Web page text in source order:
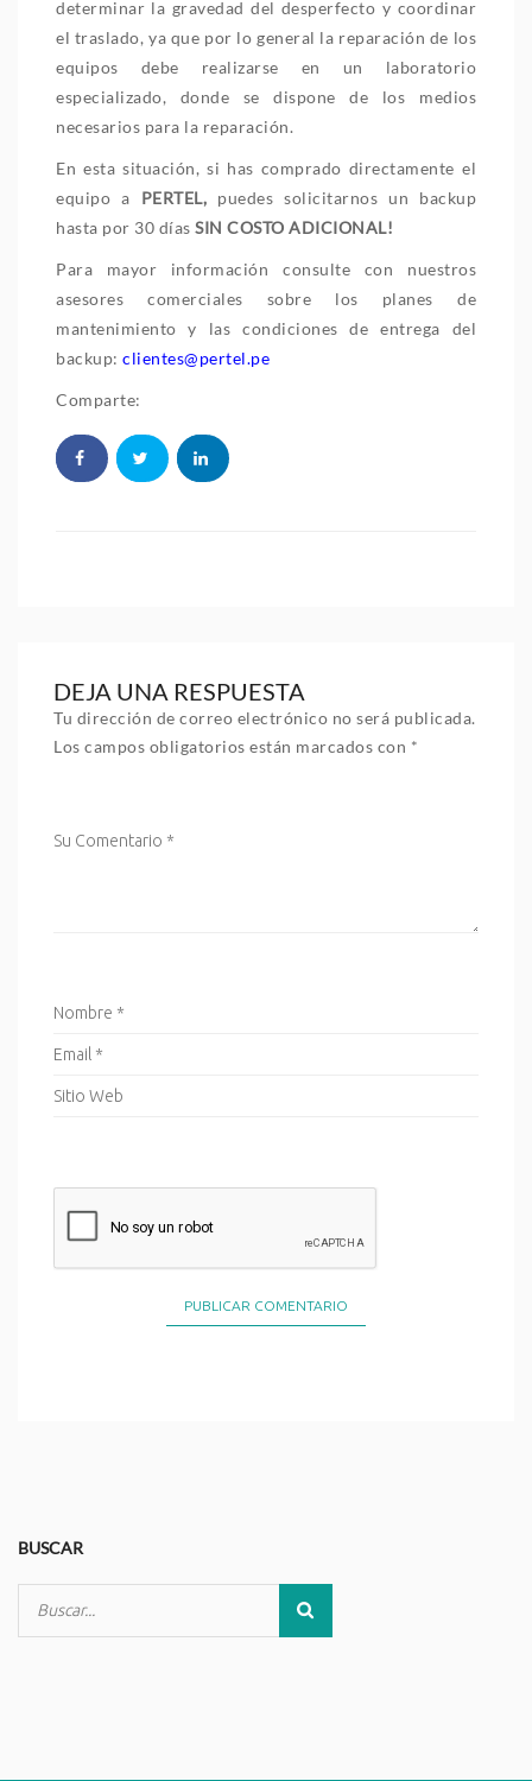
determinar la gravedad del desperfecto y coordinar
el traslado, ya que por lo general la reparación de los
equipos debe realizarse en un laboratorio
especializado, donde se dispone de los medios
necesarios para la reparación.
En esta situación, si has comprado directamente el
equipo a PERTEL, puedes solicitarnos un backup
hasta por 30 días SIN COSTO ADICIONAL!
Para mayor información consulte con nuestros
asesores comerciales sobre los planes de
mantenimiento y las condiciones de entrega del
backup: clientes@pertel.pe
Comparte:
DEJA UNA RESPUESTA
Tu dirección de correo electrónico no será publicada.
Los campos obligatorios están marcados con *
BUSCAR